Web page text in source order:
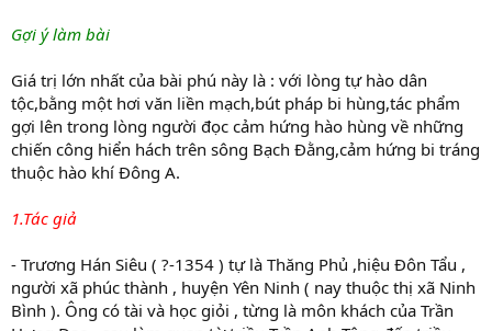
Gợi ý làm bài
Giá trị lớn nhất của bài phú này là : với lòng tự hào dân
tộc,bằng một hơi văn liền mạch,bút pháp bi hùng,tác phẩm
gợi lên trong lòng người đọc cảm hứng hào hùng về những
chiến công hiển hách trên sông Bạch Đằng,cảm hứng bi tráng
thuộc hào khí Đông A.
1.Tác giả
- Trương Hán Siêu ( ?-1354 ) tự là Thăng Phủ ,hiệu Đôn Tẩu ,
người xã phúc thành , huyện Yên Ninh ( nay thuộc thị xã Ninh
Bình ). Ông có tài và học giỏi , từng là môn khách của Trần